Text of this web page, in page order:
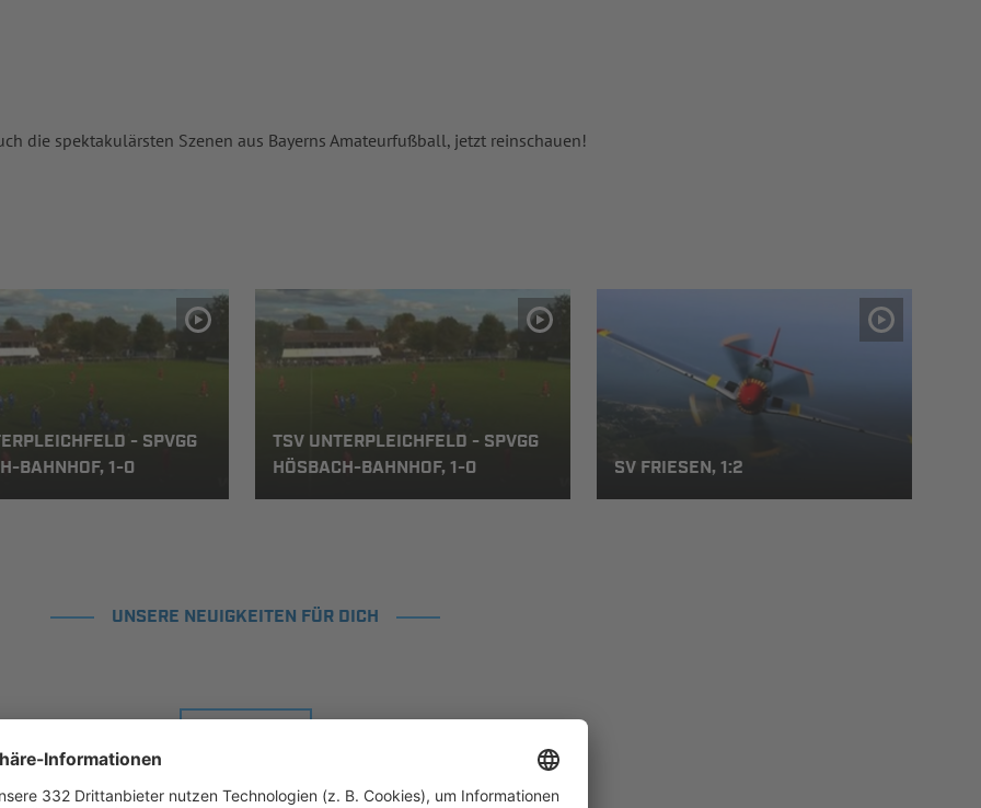
die spektakulärsten Szenen aus Bayerns Amateurfußball, jetzt reinschauen!
- SPVGG
BAHNHOF, 1-0
TSV UNTERPLEICHFELD - SPVGG
HÖSBACH-BAHNHOF, 1-0
SV FRIESEN, 1:2
UNSERE NEUIGKEITEN FÜR DICH